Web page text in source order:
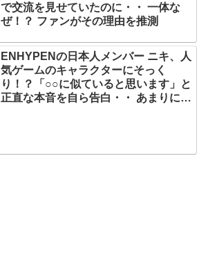
で交流を見せていたのに・・ 一体な
ぜ！？ ファンがその理由を推測
ENHYPENの日本人メンバー ニキ、人
気ゲームのキャラクターにそっく
り！？「○○に似ていると思います」と
正直な本音を自ら告白・・ あまりにも